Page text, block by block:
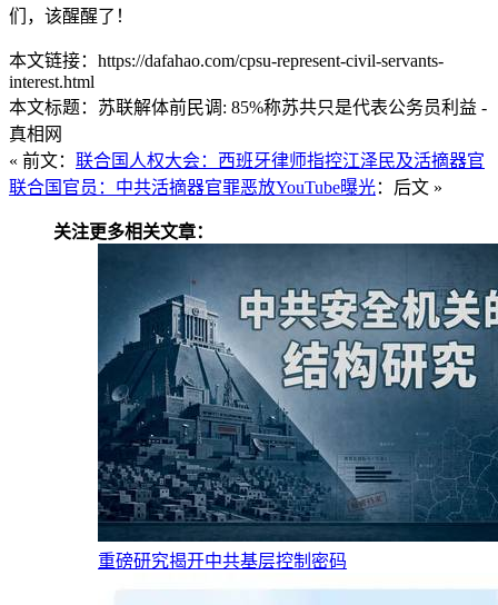
们，该醒醒了！
本文链接：https://dafahao.com/cpsu-represent-civil-servants-
interest.html
本文标题：苏联解体前民调: 85%称苏共只是代表公务员利益 -
真相网
« 前文： 联合国人权大会：西班牙律师指控江泽民及活摘器官
联合国官员：中共活摘器官罪恶放YouTube曝光：后文 »
关注更多相关文章：
重磅研究揭开中共基层控制密码